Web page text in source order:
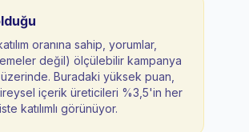
oranına sahip, yorumlar,
değil) ölçülebilir kampanya
Buradaki yüksek puan,
içerik üreticileri %3,5'in her
katılımlı görünüyor.